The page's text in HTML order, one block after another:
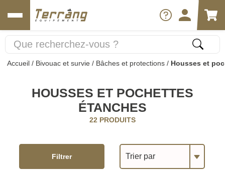
Accueil / Bivouac et survie / Bâches et protections / Housses et
HOUSSES ET POCHETTES
ÉTANCHES
22 PRODUITS
Trier par
Filtrer